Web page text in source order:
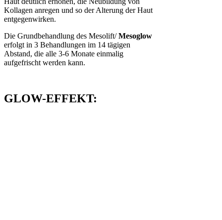
Kollagen anregen und so der Alterung der Haut
entgegenwirken.
Die Grundbehandlung des Mesolift/Mesoglow
erfolgt in 3 Behandlungen im 14 tägigen
Abstand, die alle 3-6 Monate einmalig
aufgefrischt werden kann.
GLOW-EFFEKT: